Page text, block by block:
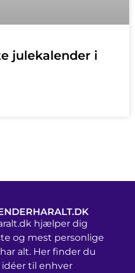
julekalender i
hjælper dig
og mest personlige
alt. Her finder du
til enhver